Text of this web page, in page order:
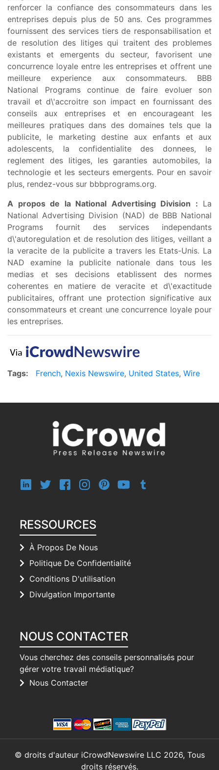
renforcer la confiance des consommateurs dans les
entreprises depuis plus de 50 ans. Ces programmes
fournissent des services tiers de responsabilisation et
de resolution des litiges qui traitent des problemes
existants et emergents du secteur, favorisent une
concurrence loyale entre les entreprises et offrent une
meilleure experience aux consommateurs. BBB
National Programs continue de faire evoluer son
travail et d\'accroitre son impact en fournissant des
conseils aux entreprises et en encourageant les
meilleures pratiques dans des domaines tels que la
publicite, le marketing destine aux enfants et aux
adolescents, la confidentialite des donnees, le
reglement des litiges, les garanties automobiles, la
technologie et les secteurs emergents. Pour en savoir
plus, rendez-vous sur bbbprograms.org.
A propos de la National Advertising Division : La
National Advertising Division (NAD) de BBB National
Programs fournit des services independants
d\'autoregulation et de resolution des litiges, veillant a
la veracite de la publicite a travers les Etats-Unis. La
NAD examine la publicite nationale dans tous les
medias et ses decisions etablissent des normes
coherentes en matiere de veracite et d\'exactitude
publicitaires, offrant une protection significative aux
consommateurs et creant une concurrence loyale pour
les entreprises.
Tags: French, Nexis Newswire, United States, Wire
RESSOURCES
À Propos De Nous
Politique De Confidentialité
Conditions D'utilisation
Divulgation Importante
NOUS CONTACTER
Vous cherchez des conseils personnalisés pour
gérer votre travail médiatique?
Nous Contacter
© droits d'auteur iCrowdNewswire LLC 2026, Tous
droits réservés.